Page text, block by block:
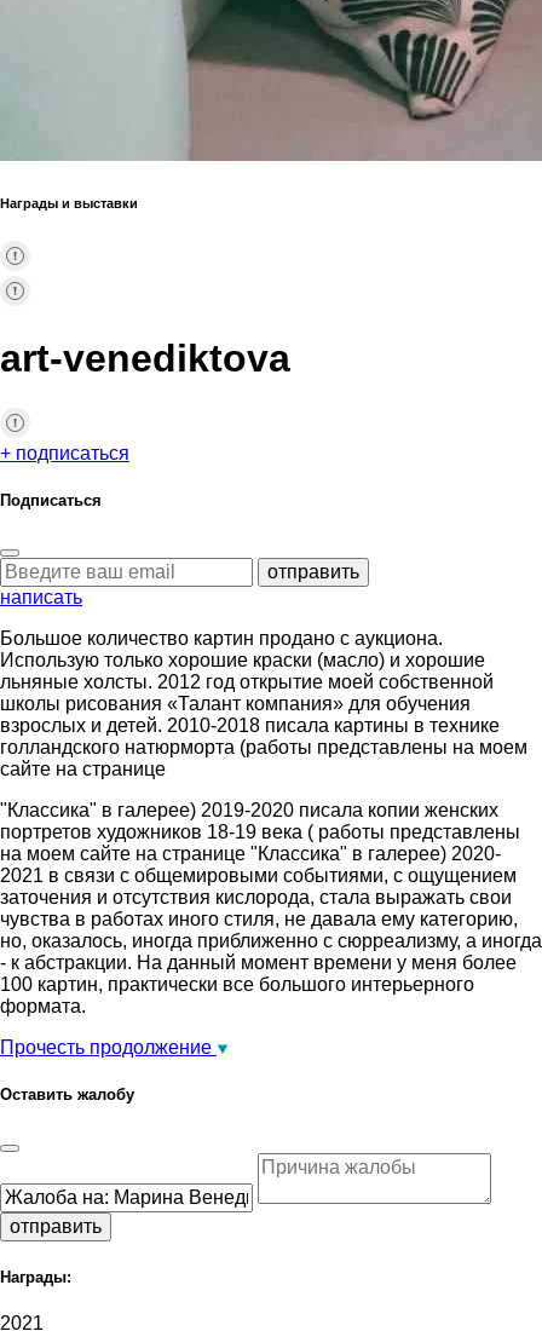
Награды и выставки
art-venediktova
+ подписаться
Подписаться
отправить
написать
Большое количество картин продано с аукциона.
Использую только хорошие краски (масло) и хорошие
льняные холсты. 2012 год открытие моей собственной
школы рисования «Талант компания» для обучения
взрослых и детей. 2010-2018 писала картины в технике
голландского натюрморта (работы представлены на моем
сайте на странице
"Классика" в галерее) 2019-2020 писала копии женских
портретов художников 18-19 века ( работы представлены
на моем сайте на странице "Классика" в галерее) 2020-
2021 в связи с общемировыми событиями, с ощущением
заточения и отсутствия кислорода, стала выражать свои
чувства в работах иного стиля, не давала ему категорию,
но, оказалось, иногда приближенно с сюрреализму, а иногда
- к абстракции. На данный момент времени у меня более
100 картин, практически все большого интерьерного
формата.
Прочесть продолжение
Оставить жалобу
отправить
Награды:
2021